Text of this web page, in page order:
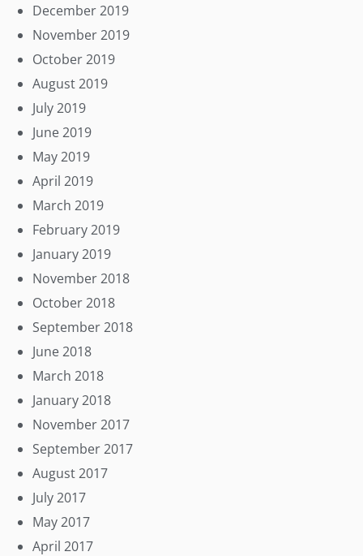
December 2019
November 2019
October 2019
August 2019
July 2019
June 2019
May 2019
April 2019
March 2019
February 2019
January 2019
November 2018
October 2018
September 2018
June 2018
March 2018
January 2018
November 2017
September 2017
August 2017
July 2017
May 2017
April 2017